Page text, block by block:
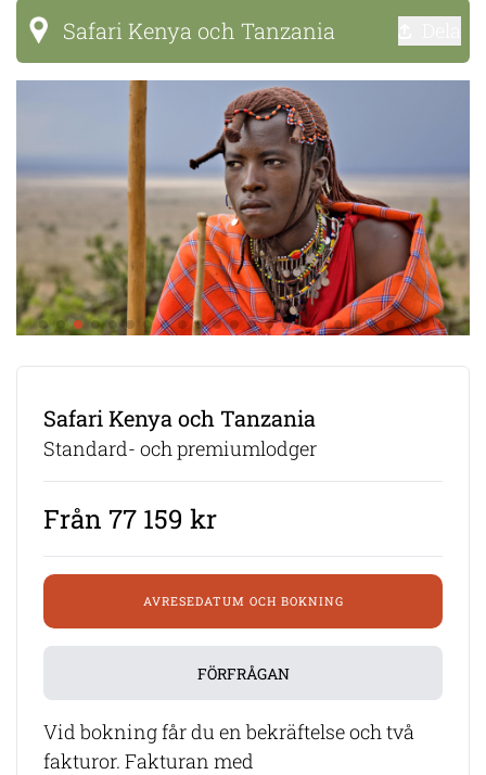
Safari Kenya och Tanzania
Safari Kenya och Tanzania
Standard- och premiumlodger
Från 77 159 kr
AVRESEDATUM OCH BOKNING
FÖRFRÅGAN
Vid bokning får du en bekräftelse och två
fakturor. Fakturan med